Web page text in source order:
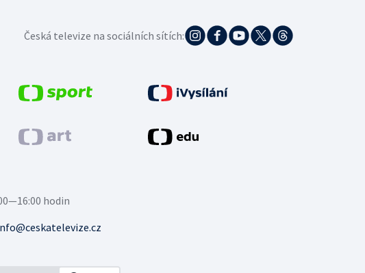
hodin
Česká televize na sociálních sítích: